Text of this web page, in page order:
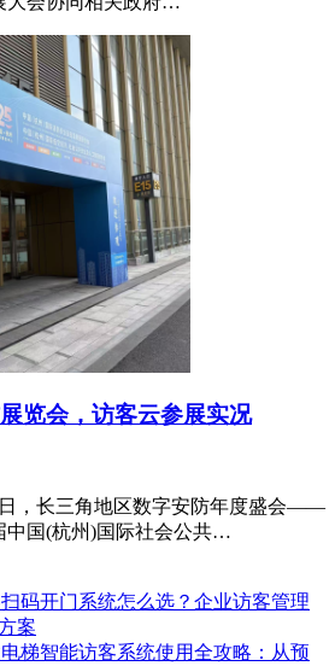
览会，访客云参展实况
日，长三角地区数字安防年度盛会——
中国(杭州)国际社会公共…
码开门系统怎么选？企业访客管理
案
梯智能访客系统使用全攻略：从预